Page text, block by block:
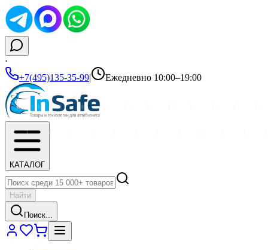
·
+7(495)135-35-99| Ежедневно 10:00–19:00
КАТАЛОГ
Найти
Поиск...